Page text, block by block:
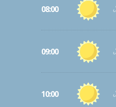
08:00
09:00
10:00